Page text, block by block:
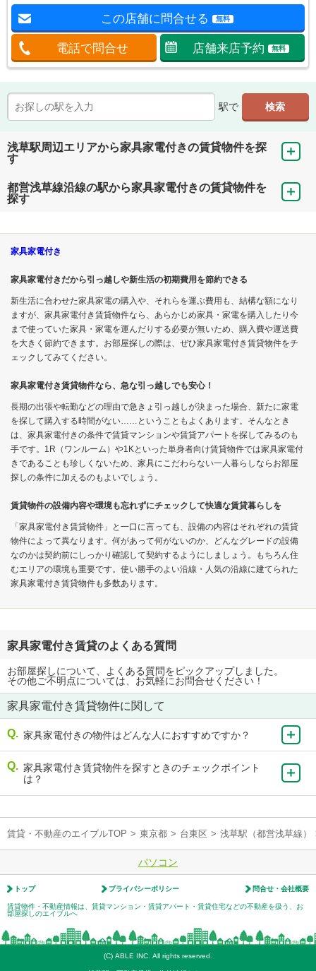
この店舗に問合せる 無料
電話で問合せ 店舗来店予約 無料
駅で
浅草駅周辺エリアから家具家電付きの賃貸物件を探
す
都営浅草線沿線の駅から家具家電付きの賃貸物件を
探す
家具家電付き
家具家電付きだから引っ越しや新生活の初期費用を節約できる
新生活に合わせた家具家電の購入や、それらを運ぶ費用も、結構な額になり
ますが、家具家電付き賃貸物件なら、あらかじめ家具・家電を購入したり今
まで使っていた家具・家電を運んだりする必要が無いため、購入費や運送費
を大きく節約できます。お部屋探しの際は、ぜひ家具家電付き賃貸物件をチ
ェックしてみてください。
家具家電付き賃貸物件なら、急な引っ越しでも安心！
長期の出張や転勤などの理由で急きょ引っ越しが決まった場合、新たに家電
を探して購入する時間がない……ということもよくあります。そんなとき
は、家具家電付きの条件で賃貸マンションや賃貸アパートを探してみるのも
手です。1R（ワンルーム）や1Kといった単身者向け賃貸物件では家具家電付
きであることも珍しくないため、家具にこだわらない一人暮らしならお部屋
探しの条件に加えるのもよいでしょう。
賃貸物件の設備内容や環境も忘れずにチェックして快適な賃貸暮らしを
「家具家電付き賃貸物件」と一口に言っても、設備の内容はそれぞれの賃貸
物件によって異なります。何があって何がないのか、どんなグレードの設備
なのかは契約前にしっかり確認して契約するようにしましょう。もちろん住
むエリアの環境も重要です。使い勝手のよい沿線・人気の沿線に建てられた
家具家電付き賃貸物件も多数あります。
家具家電付き賃貸のよくある質問
お部屋探しについて、よくある質問をピックアップしました。
その他ご不明点については、お気軽にお問合せください！
家具家電付き賃貸物件に関して
家具家電付きの物件はどんな人におすすめですか？
家具家電付き賃貸物件を探すときのチェックポイント
は？
賃貸・不動産のエイブルTOP > 東京都 > 台東区 > 浅草駅（都営浅草線）
パソコン
トップ プライバシーポリシー 問合せ・会社概要
賃貸物件・不動産情報は、賃貸マンション・賃貸アパート・賃貸住宅などの不動産を扱う、お
部屋探しのエイブルへ
(C) ABLE INC. All rights reserved.